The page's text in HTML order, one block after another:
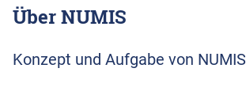
Über NUMIS
Konzept und Aufgabe von NUMIS